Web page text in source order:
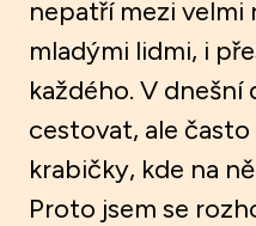
nepatří mezi velmi
mladými lidmi, i
každého. V
cestovat, ale
krabičky, kde na
Proto jsem se